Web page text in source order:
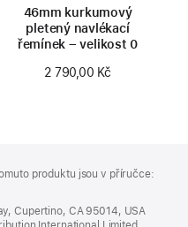
46mm kurkumový
pletený navlékací
řemínek – velikost 0
2 790,00 Kč
produktu jsou v příručce:
Cupertino, CA 95014, USA